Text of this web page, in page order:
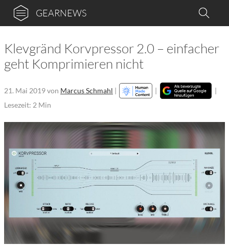
GEARNEWS
Klevgränd Korvpressor 2.0 – einfacher
geht Komprimieren nicht
21. Mai 2019von Marcus Schmahl | |
|
Lesezeit: 2 Min